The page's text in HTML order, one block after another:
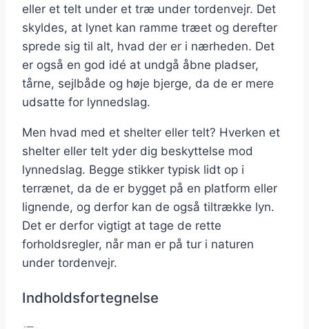
eller et telt under et træ under tordenvejr. Det
skyldes, at lynet kan ramme træet og derefter
sprede sig til alt, hvad der er i nærheden. Det
er også en god idé at undgå åbne pladser,
tårne, sejlbåde og høje bjerge, da de er mere
udsatte for lynnedslag.
Men hvad med et shelter eller telt? Hverken et
shelter eller telt yder dig beskyttelse mod
lynnedslag. Begge stikker typisk lidt op i
terrænet, da de er bygget på en platform eller
lignende, og derfor kan de også tiltrække lyn.
Det er derfor vigtigt at tage de rette
forholdsregler, når man er på tur i naturen
under tordenvejr.
Indholdsfortegnelse